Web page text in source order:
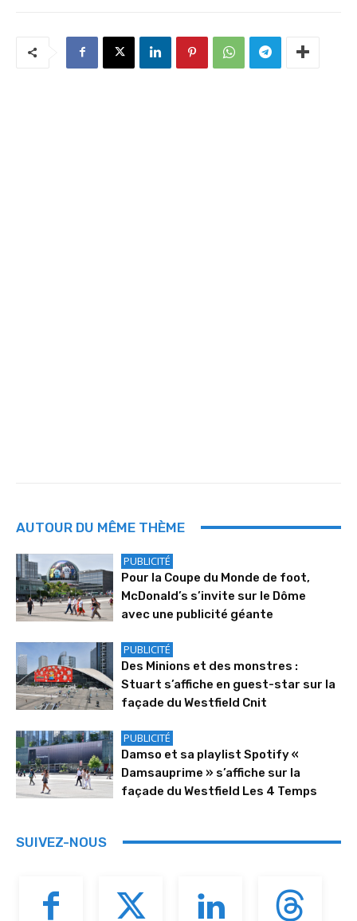
AUTOUR DU MÊME THÈME
PUBLICITÉ
Pour la Coupe du Monde de foot,
McDonald’s s’invite sur le Dôme
avec une publicité géante
PUBLICITÉ
Des Minions et des monstres :
Stuart s’affiche en guest-star sur la
façade du Westfield Cnit
PUBLICITÉ
Damso et sa playlist Spotify «
Damsauprime » s’affiche sur la
façade du Westfield Les 4 Temps
SUIVEZ-NOUS